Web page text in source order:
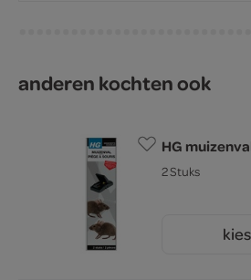
anderen kochten ook
HG
2 Stuks